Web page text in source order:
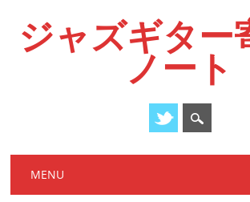
ジャズギター
ノート
Main menu
MENU